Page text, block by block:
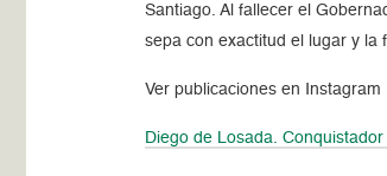
Santiago. Al fallecer el
sepa con exactitud el lugar y la
Ver publicaciones en Instagram
Diego de Losada.